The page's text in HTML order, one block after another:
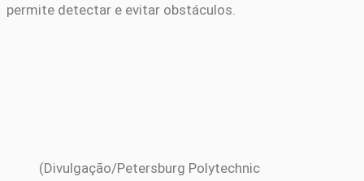
permite detectar e evitar obstáculos.
(Divulgação/Petersburg Polytechnic